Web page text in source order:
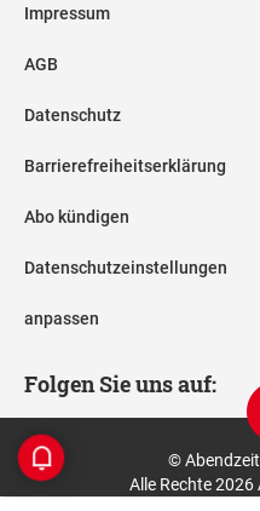
Impressum
AGB
Datenschutz
Barrierefreiheitserklärung
Abo kündigen
Datenschutzeinstellungen
anpassen
Folgen Sie uns auf:
©
Alle Rechte 2026